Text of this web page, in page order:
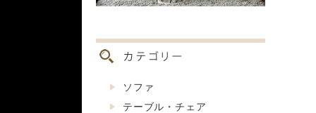
ソファ
テーブル・チェア